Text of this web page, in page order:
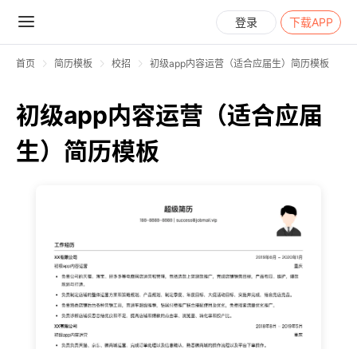
登录 下载APP
首页 简历模板 校招 初级app内容运营（适合应届生）简历模板
初级app内容运营（适合应届
生）简历模板